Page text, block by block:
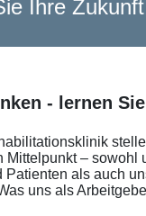
Ihre
- lernen
Mittelpunkt – sowohl
Patienten als auch
uns als